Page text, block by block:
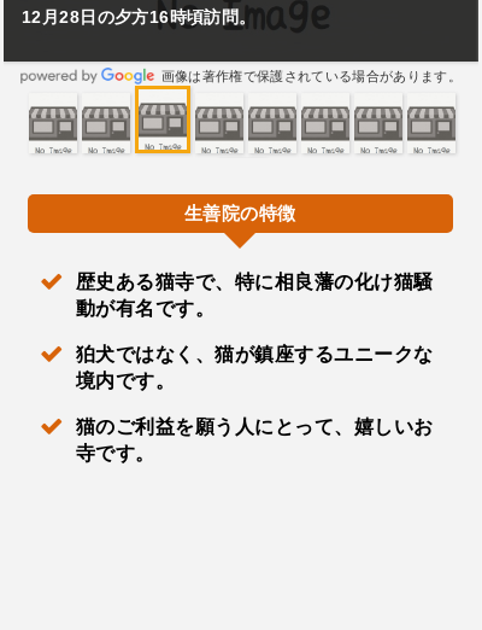
12月28日の夕方16時頃訪問。
画像は著作権で保護されている場合があります。
生善院の特徴
歴史ある猫寺で、特に相良藩の化け猫騒
動が有名です。
狛犬ではなく、猫が鎮座するユニークな
境内です。
猫のご利益を願う人にとって、嬉しいお
寺です。